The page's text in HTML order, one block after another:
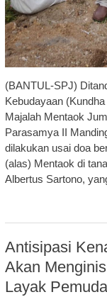
(BANTUL-SPJ)
Kebudayaan
Majalah Mentaok
Parasamya II
dilakukan usai doa
(alas) Mentaok di
Albertus Sartono,
Antisipasi
Akan
Layak Pemuda